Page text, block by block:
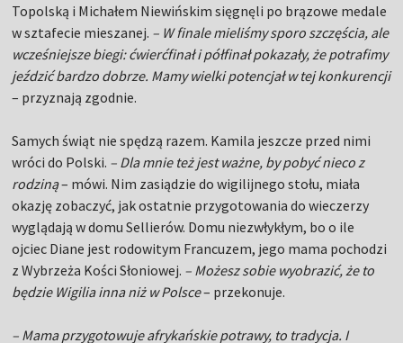
Topolską i Michałem Niewińskim sięgnęli po brązowe medale
w sztafecie mieszanej. – W finale mieliśmy sporo szczęścia, ale
wcześniejsze biegi: ćwierćfinał i półfinał pokazały, że potrafimy
jeździć bardzo dobrze. Mamy wielki potencjał w tej konkurencji
– przyznają zgodnie.
Samych świąt nie spędzą razem. Kamila jeszcze przed nimi
wróci do Polski. – Dla mnie też jest ważne, by pobyć nieco z
rodziną– mówi. Nim zasiądzie do wigilijnego stołu, miała
okazję zobaczyć, jak ostatnie przygotowania do wieczerzy
wyglądają w domu Sellierów. Domu niezwłykłym, bo o ile
ojciec Diane jest rodowitym Francuzem, jego mama pochodzi
z Wybrzeża Kości Słoniowej. – Możesz sobie wyobrazić, że to
będzie Wigilia inna niż w Polsce– przekonuje.
– Mama przygotowuje afrykańskie potrawy, to tradycja. I